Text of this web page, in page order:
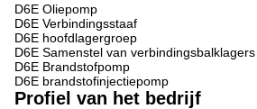
D6E Oliepomp
D6E Verbindingsstaaf
D6E hoofdlagergroep
D6E Samenstel van verbindingsbalklagers
D6E Brandstofpomp
D6E brandstofinjectiepomp
Profiel van het bedrijf